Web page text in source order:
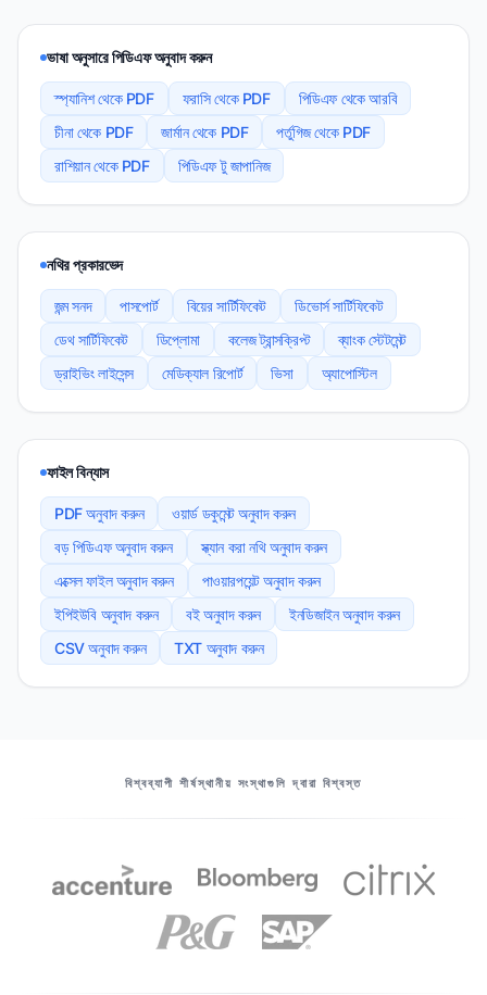
ভাষা অনুসারে পিডিএফ অনুবাদ করুন
স্প্যানিশ থেকে PDF ফরাসি থেকে PDF
পিডিএফ থেকে আরবি
চীনা থেকে PDF
জার্মান থেকে PDF
পর্তুগিজ থেকে PDF
রাশিয়ান থেকে PDF
পিডিএফ টু জাপানিজ
নথির প্রকারভেদ
জন্ম সনদ পাসপোর্ট বিয়ের সার্টিফিকেট
ডিভোর্স সার্টিফিকেট
ডেথ সার্টিফিকেট
ডিপ্লোমা কলেজ ট্রান্সক্রিপ্ট
ব্যাংক স্টেটমেন্ট
ড্রাইভিং লাইসেন্স
মেডিক্যাল রিপোর্ট ভিসা অ্যাপোস্টিল
ফাইল বিন্যাস
PDF অনুবাদ করুন
ওয়ার্ড ডকুমেন্ট অনুবাদ করুন
বড় পিডিএফ অনুবাদ করুন
স্ক্যান করা নথি অনুবাদ করুন
এক্সেল ফাইল অনুবাদ করুন
পাওয়ারপয়েন্ট অনুবাদ করুন
ইপিইউবি অনুবাদ করুন
বই অনুবাদ করুন
ইনডিজাইন অনুবাদ করুন
CSV অনুবাদ করুন
TXT অনুবাদ করুন
বিশ্বব্যাপী শীর্ষস্থানীয় সংস্থাগুলি দ্বারা বিশ্বস্ত